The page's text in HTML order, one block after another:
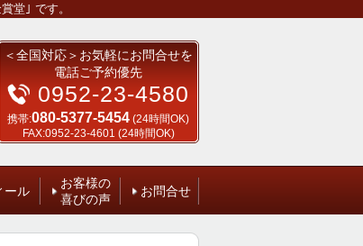
堂｣ です。
＜全国対応＞お気軽にお問合せを
電話ご予約優先
0952-23-4580
携帯:080-5377-5454 (24時間OK)
FAX:0952-23-4601 (24時間OK)
ール
お客様の
喜びの声
お問合せ